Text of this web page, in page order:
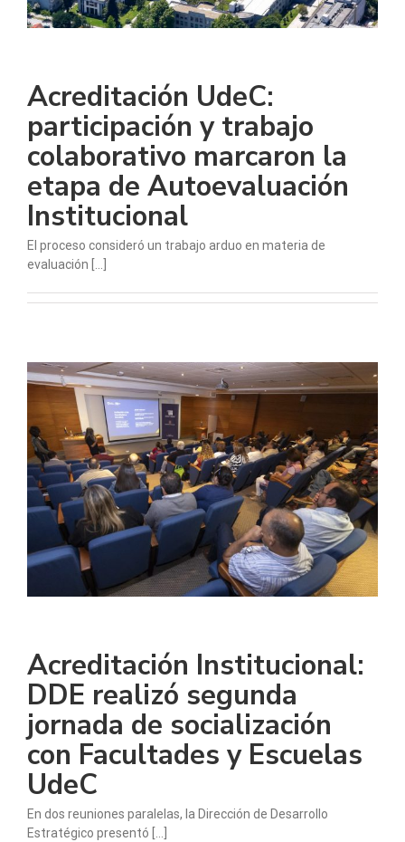
Acreditación UdeC:
participación y trabajo
colaborativo marcaron la
etapa de Autoevaluación
Institucional
El proceso consideró un trabajo arduo en materia de
evaluación [...]
Acreditación Institucional:
DDE realizó segunda
jornada de socialización
con Facultades y Escuelas
UdeC
En dos reuniones paralelas, la Dirección de Desarrollo
Estratégico presentó [...]